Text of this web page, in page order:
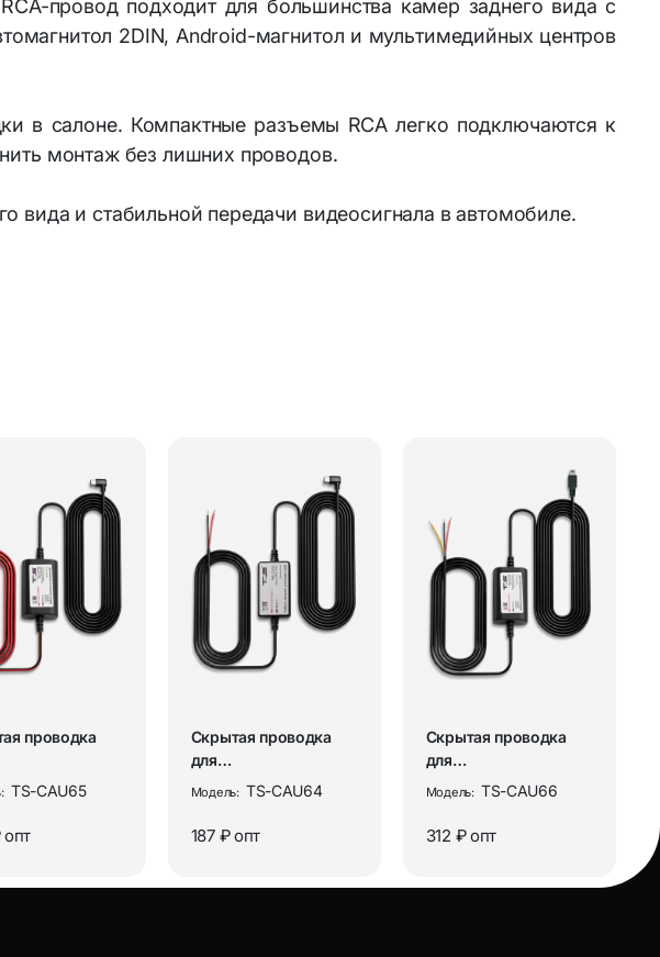
провод подходит для большинства камер заднего вида с
2DIN, Android-магнитол и мультимедийных центров
в салоне. Компактные разъемы RCA легко подключаются к
монтаж без лишних проводов.
вида и стабильной передачи видеосигнала в автомобиле.
проводка
TS-CAU65
опт
Скрытая проводка
для
видеорегистраторов,
кабель...
Модель: TS-CAU64
187 ₽опт
Скрытая проводка
для
видеорегистраторов,
кабель...
Модель: TS-CAU66
312 ₽опт